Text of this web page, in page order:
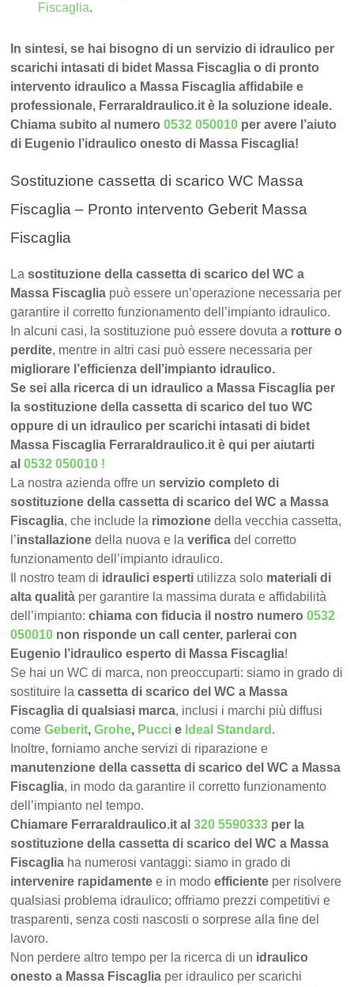
Fiscaglia.
In sintesi, se hai bisogno di un servizio di idraulico per
scarichi intasati di bidet Massa Fiscaglia o di pronto
intervento idraulico a Massa Fiscaglia affidabile e
professionale, FerraraIdraulico.it è la soluzione ideale.
Chiama subito al numero0532 050010 per avere l’aiuto
di Eugenio l’idraulico onesto di Massa Fiscaglia!
Sostituzione cassetta di scarico WC Massa
Fiscaglia – Pronto intervento Geberit Massa
Fiscaglia
Lasostituzione della cassetta di scarico del WC a
Massa Fiscaglia può essere un’operazione necessaria per
garantire il corretto funzionamento dell’impianto idraulico.
In alcuni casi, la sostituzione può essere dovuta a rotture o
perdite, mentre in altri casi può essere necessaria per
migliorare l’efficienza dell’impianto idraulico.
Se sei alla ricerca di un idraulico a Massa Fiscaglia per
la sostituzione della cassetta di scarico del tuo WC
oppure di un idraulico per scarichi intasati di bidet
Massa Fiscaglia FerraraIdraulico.it è qui per aiutarti
al0532 050010 !
La nostra azienda offre unservizio completo di
sostituzione della cassetta di scarico del WC a Massa
Fiscaglia, che include la rimozione della vecchia cassetta,
l’installazione della nuova e laverifica del corretto
funzionamento dell’impianto idraulico.
Il nostro team di idraulici esperti utilizza solo materiali di
alta qualità per garantire la massima durata e affidabilità
dell’impianto:chiama con fiducia il nostro numero0532
050010 non risponde un call center, parlerai con
Eugenio l’idraulico esperto di Massa Fiscaglia!
Se hai un WC di marca, non preoccuparti: siamo in grado di
sostituire lacassetta di scarico del WC a Massa
Fiscaglia di qualsiasi marca, inclusi i marchi più diffusi
comeGeberit,Grohe, Pucci e Ideal Standard .
Inoltre, forniamo anche servizi di riparazione e
manutenzione della cassetta di scarico del WC a Massa
Fiscaglia, in modo da garantire il corretto funzionamento
dell’impianto nel tempo.
Chiamare FerraraIdraulico.it al320 5590333 per la
sostituzione della cassetta di scarico del WC a Massa
Fiscaglia ha numerosi vantaggi: siamo in grado di
intervenire rapidamente e in modoefficiente per risolvere
qualsiasi problema idraulico; offriamo prezzi competitivi e
trasparenti, senza costi nascosti o sorprese alla fine del
lavoro.
Non perdere altro tempo per la ricerca di un idraulico
onesto a Massa Fiscaglia per idraulico per scarichi